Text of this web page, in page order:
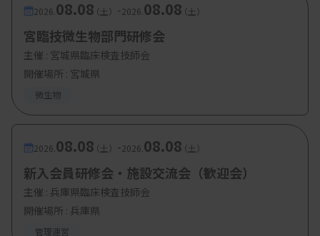
2026. 08.08（土） -2026. 08.08（土）
宮臨技微生物部門研修会
主催 : 宮城県臨床検査技師会
開催場所 : 宮城県
微生物
2026. 08.08（土） -2026. 08.08（土）
新入会員研修会・施設交流会（歓迎会）
主催 : 兵庫県臨床検査技師会
開催場所 : 兵庫県
管理運営